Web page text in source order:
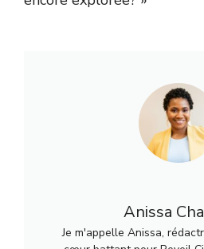
Anissa
Je m'appelle Anissa,